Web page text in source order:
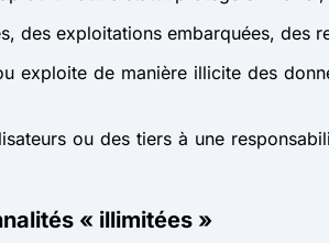
des exploitations embarquées, des
exploite de manière illicite des
ou des tiers à une
« illimitées »